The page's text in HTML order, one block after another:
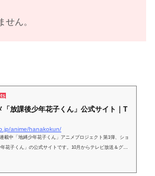
せん。
「放課後少年花子くん」公式サイト｜T
anime/hanakokun/
載中「地縛少年花子くん」アニメプロジェクト第1弾、ショ
花子くん」の公式サイトです。10月からテレビ放送＆グロ